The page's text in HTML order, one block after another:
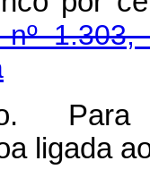
nº
Para
ligada